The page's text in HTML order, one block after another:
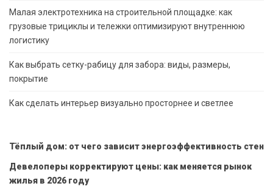
Малая электротехника на строительной площадке: как
грузовые трициклы и тележки оптимизируют внутреннюю
логистику
Как выбрать сетку-рабицу для забора: виды, размеры,
покрытие
Как сделать интерьер визуально просторнее и светлее
Тёплый дом: от чего зависит энергоэффективность стен
Девелоперы корректируют цены: как меняется рынок
жилья в 2026 году